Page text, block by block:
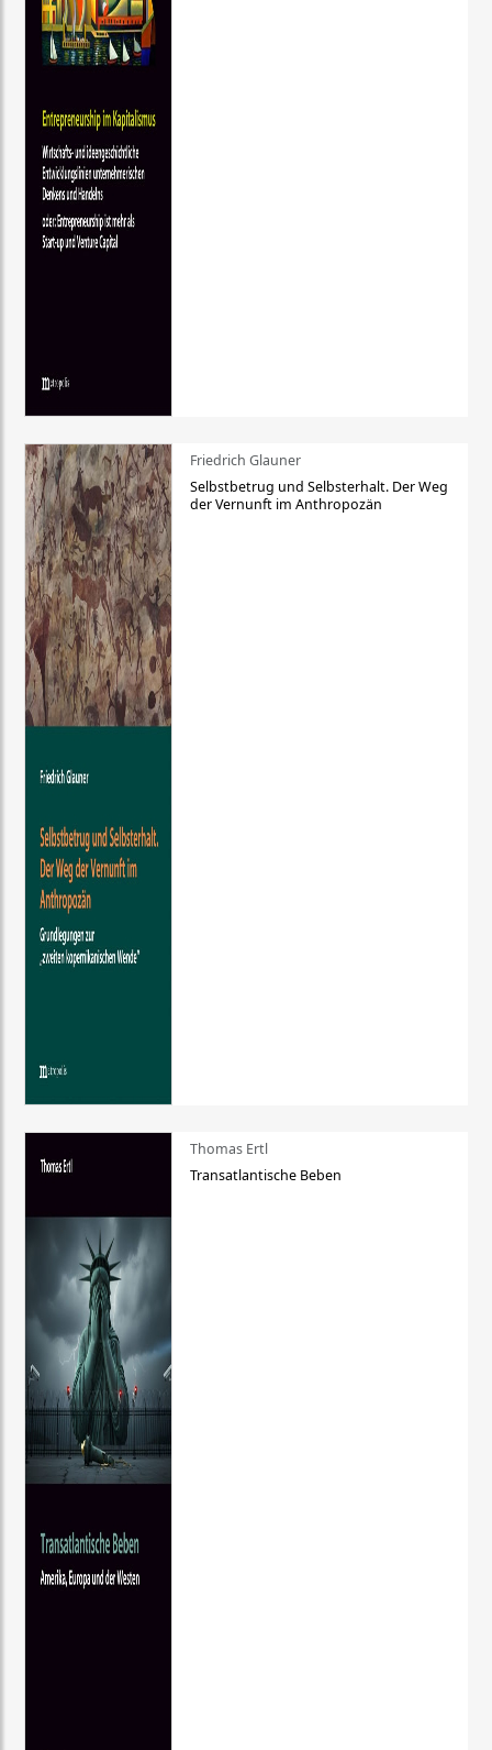
Friedrich Glauner
Selbstbetrug und Selbsterhalt. Der Weg
der Vernunft im Anthropozän
Thomas Ertl
Transatlantische Beben